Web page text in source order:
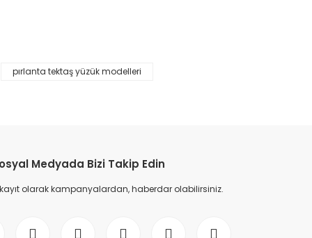
pırlanta tektaş yüzük modelleri
Medyada Bizi Takip Edin
olarak kampanyalardan, haberdar olabilirsiniz.